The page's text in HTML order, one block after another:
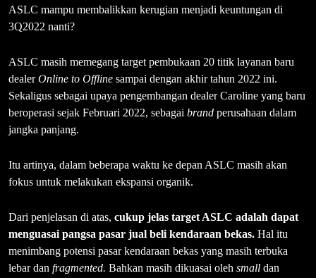
ASLC mampu membalikkan kerugian menjadi keuntungan di
3Q2022 nanti?
ASLC masih memegang target pembukaan 20 titik layanan baru
dealerOnline to Offline sampai dengan akhir tahun 2022 ini.
Sekaligus sebagai upaya pengembangan dealer Caroline yang baru
beroperasi sejak Februari 2022, sebagai brand perusahaan dalam
jangka panjang.
Itu artinya, dalam beberapa waktu ke depan ASLC masih akan
fokus untuk melakukan ekspansi organik.
Dari penjelasan di atas, cukup jelas target ASLC adalah dapat
menguasai pangsa pasar jual beli kendaraan bekas. Hal itu
menimbang potensi pasar kendaraan bekas yang masih terbuka
lebar dan fragmented. Bahkan masih dikuasai oleh small dan